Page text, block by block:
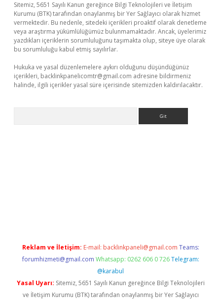
Sitemiz, 5651 Sayılı Kanun gereğince Bilgi Teknolojileri ve İletişim
Kurumu (BTK) tarafından onaylanmış bir Yer Sağlayıcı olarak hizmet
vermektedir. Bu nedenle, sitedeki içerikleri proaktif olarak denetleme
veya araştırma yükümlülüğümüz bulunmamaktadır. Ancak, üyelerimiz
yazdıkları içeriklerin sorumluluğunu taşımakta olup, siteye üye olarak
bu sorumluluğu kabul etmiş sayılırlar.
Hukuka ve yasal düzenlemelere aykırı olduğunu düşündüğünüz
içerikleri, backlinkpanelicomtr@gmail.com adresine bildirmeniz
halinde, ilgili içerikler yasal süre içerisinde sitemizden kaldırılacaktır.
Reklam ve İletişim: E-mail: backlinkpaneli@gmail.com Teams:
forumhizmeti@gmail.com Whatsapp: 0262 606 0 726 Telegram:
@karabul
Yasal Uyarı: Sitemiz, 5651 Sayılı Kanun gereğince Bilgi Teknolojileri
ve İletişim Kurumu (BTK) tarafından onaylanmış bir Yer Sağlayıcı